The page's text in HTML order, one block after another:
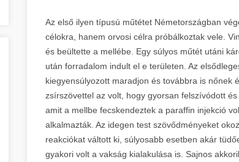
Az első ilyen típusú műtétet Németországban
célokra, hanem orvosi célra próbálkoztak vele.
és beültette a mellébe. Egy súlyos műtét utáni
után forradalom indult el e területen. Az
kiegyensúlyozott maradjon és továbbra is nőnek
zsírszövettel az volt, hogy gyorsan felszívódott
amit a mellbe fecskendeztek a paraffin injekció
alkalmazták. Az idegen test szövődményeket
reakciókat váltott ki, súlyosabb esetben akár
gyakori volt a vakság kialakulása is. Sajnos